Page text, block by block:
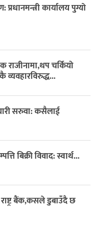
कार्यालय पुग्यो
चर्कियो
व्यवहारविरुद्ध...
सरुवा: कसैलाई
बिक्री विवाद: स्वार्थ...
बैंक,कसले डुबाउँदै छ